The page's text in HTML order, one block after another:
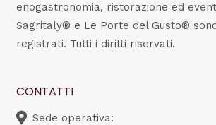
enogastronomia, ristorazione ed
Sagritaly® e Le Porte del Gusto®
registrati. Tutti i diritti riservati.
CONTATTI
Sede operativa: